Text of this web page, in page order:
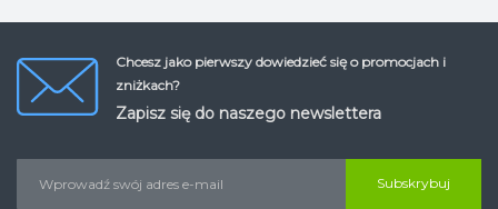
Chcesz jako pierwszy dowiedzieć się o promocjach i
zniżkach?
Zapisz się do naszego newslettera
Subskrybuj